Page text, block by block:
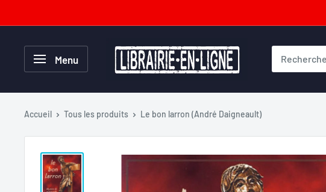
au
contenu
Menu
Librairie-
en-
Accueil Tous les produits Le bon larron (André Daigneault)